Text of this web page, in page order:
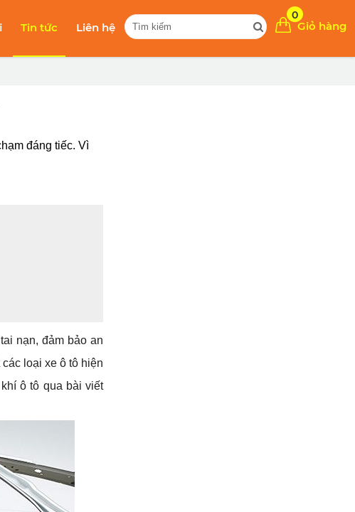
Giỏ hàng
0
Tin tức Liên hệ
đáng tiếc. Vì
nạn, đảm bảo an
loại xe ô tô hiện
ô tô qua bài viết